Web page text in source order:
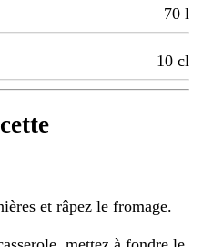
70 l
10 cl
et râpez le fromage.